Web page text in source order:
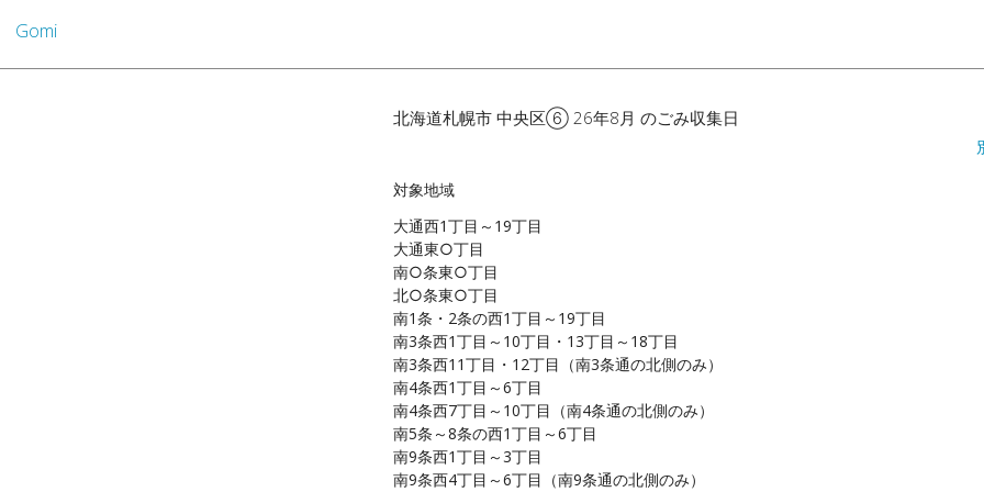
Gomi
北海道札幌市 中央区⑥ 26年8月 のごみ収集日
対象地域
大通西1丁目～19丁目
大通東○丁目
南○条東○丁目
北○条東○丁目
南1条・2条の西1丁目～19丁目
南3条西1丁目～10丁目・13丁目～18丁目
南3条西11丁目・12丁目（南3条通の北側のみ）
南4条西1丁目～6丁目
南4条西7丁目～10丁目（南4条通の北側のみ）
南5条～8条の西1丁目～6丁目
南9条西1丁目～3丁目
南9条西4丁目～6丁目（南9条通の北側のみ）